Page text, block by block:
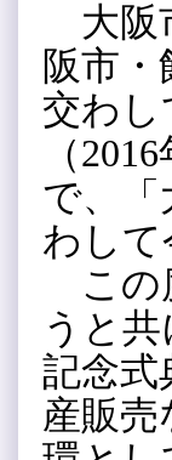
大阪
阪市
交わし
（
で、
わし
この
うと
記念式
産販